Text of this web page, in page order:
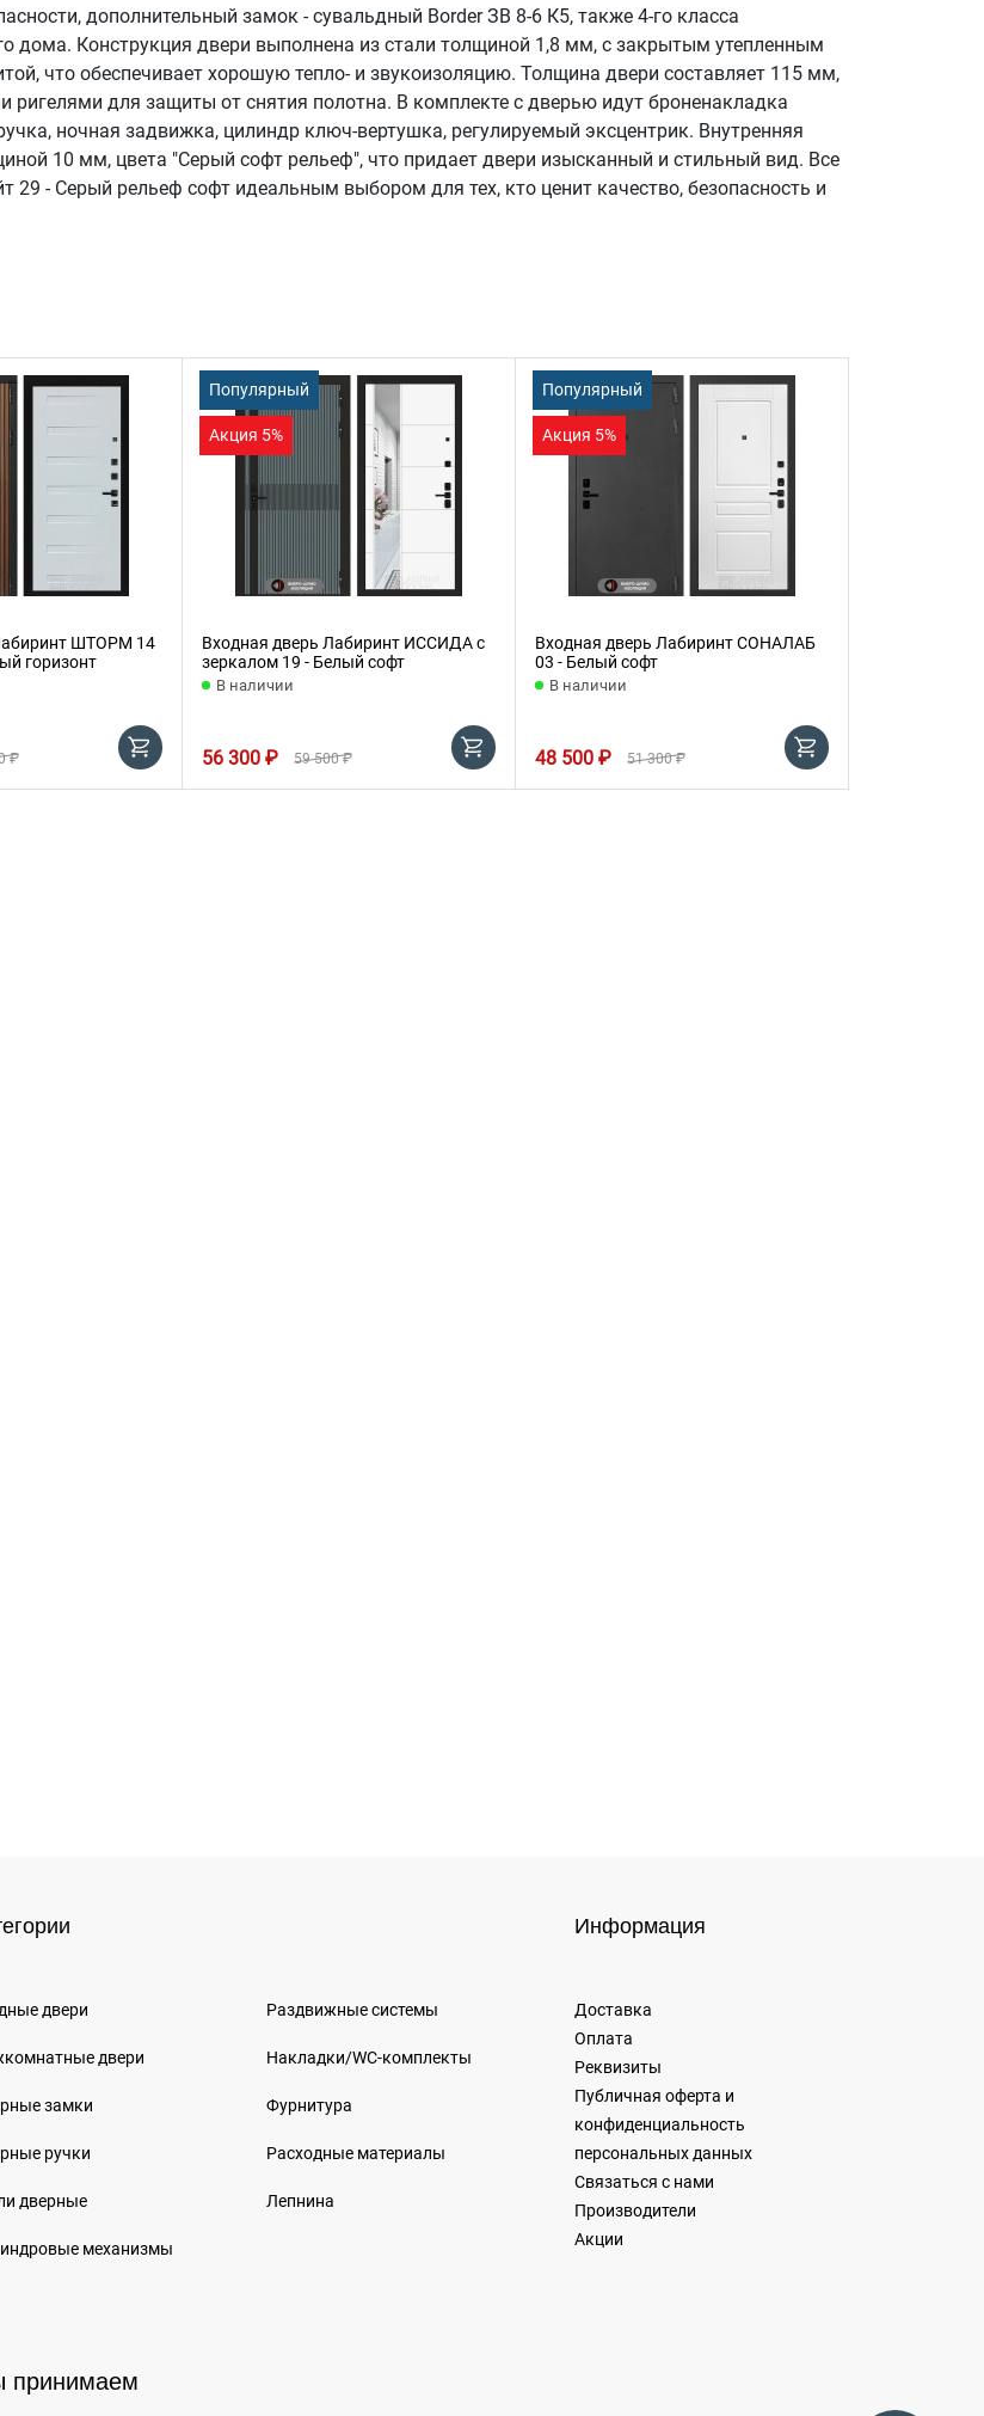
дополнительный замок - сувальдный Border ЗВ 8-6 К5, также 4-го класса
дома. Конструкция двери выполнена из стали толщиной 1,8 мм, с закрытым утепленным
что обеспечивает хорошую тепло- и звукоизоляцию. Толщина двери составляет 115 мм,
для защиты от снятия полотна. В комплекте с дверью идут броненакладка
ночная задвижка, цилиндр ключ-вертушка, регулируемый эксцентрик. Внутренняя
10 мм, цвета "Серый софт рельеф", что придает двери изысканный и стильный вид. Все
29 - Серый рельеф софт идеальным выбором для тех, кто ценит качество, безопасность и
ШТОРМ 14
горизонт
₽
Популярный
Акция 5%
Входная дверь Лабиринт ИССИДА с
зеркалом 19 - Белый софт
В наличии
56 300 ₽ 59 500 ₽
Популярный
Акция 5%
Входная дверь Лабиринт СОНАЛАБ
03 - Белый софт
В наличии
48 500 ₽ 51 300 ₽
двери
двери
замки
ручки
дверные
механизмы
Раздвижные системы
Накладки/WC-комплекты
Фурнитура
Расходные материалы
Лепнина
Информация
Доставка
Оплата
Реквизиты
Публичная оферта и
конфиденциальность
персональных данных
Связаться с нами
Производители
Акции
принимаем